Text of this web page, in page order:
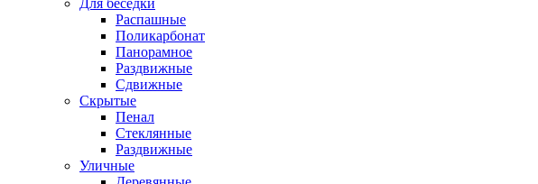
Для беседки
Распашные
Поликарбонат
Панорамное
Раздвижные
Сдвижные
Скрытые
Пенал
Стеклянные
Раздвижные
Уличные